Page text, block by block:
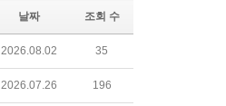
날짜 조회 수
2026.08.02 35
2026.07.26 196